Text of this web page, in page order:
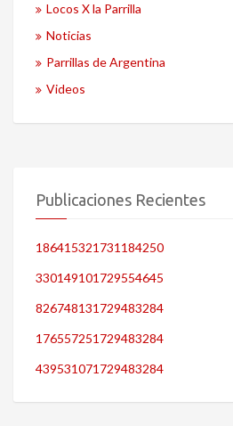
Locos X la Parrilla
Noticias
Parrillas de Argentina
Videos
Publicaciones Recientes
186415321731184250
330149101729554645
826748131729483284
176557251729483284
439531071729483284